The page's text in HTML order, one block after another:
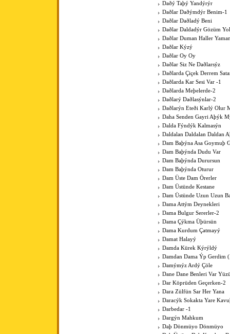
Daðý Taþý Yandýrýr
Daðlar Daðýmdýr Benim-1
Daðlar Daðladý Beni
Daðlar Daldadýr Gözüm
Daðlar Duman Haller
Daðlar Kýzý
Daðlar Oy Oy
Daðlar Siz Ne Daðlarsýz
Daðlarda Çiçek Derrem
Daðlarda Kar Sesi Var -1
Daðlarda Meþelerde-2
Daðlarý Daðlasýnlar-2
Daðlarýn Eteði Karlý Olur
Daha Senden Gayri Aþýk
Dalda Fýndýk Kalmasýn
Daldalan Daldalan Daldan
Dam Baþýna Asa Goymuþ
Dam Baþýnda Dudu Var
Dam Baþýnda Durursun
Dam Baþýnda Oturur
Dam Üste Dam Örerler
Dam Üstünde Kestane
Dam Üstünde Uzun Uzun
Dama Attým Deynekleri
Dama Bulgur Sererler-2
Dama Çýkma Üþürsün
Dama Kurdum Çatmayý
Damat Halayý
Damda Kürek Kýrýldý
Damdan Dama Ýp Gerdim
Damýmýz Ardý Çöle
Dane Dane Benleri Var
Dar Köprüden Geçerken-2
Dara Zülfün Sar Her Yana
Daracýk Sokakta Yare
Darbedar -1
Dargýn Mahkum
Daþ Dönmüyo Dönmüyo